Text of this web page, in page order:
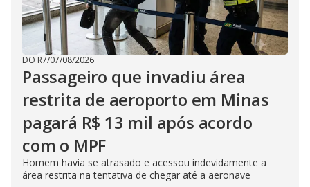
DO R7/07/08/2026
Passageiro que invadiu área
restrita de aeroporto em Minas
pagará R$ 13 mil após acordo
com o MPF
Homem havia se atrasado e acessou indevidamente a
área restrita na tentativa de chegar até a aeronave